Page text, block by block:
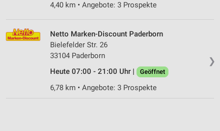
4,40 km • Angebote: 3 Prospekte
❯
Netto Marken-Discount Paderborn
Bielefelder Str. 26
33104 Paderborn
Heute 07:00 - 21:00 Uhr |
Geöffnet
6,78 km • Angebote: 3 Prospekte